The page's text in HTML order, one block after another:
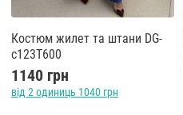
Костюм жилет та штани DG-
c123T600
1140 грн
від 2 одиниць 1040 грн